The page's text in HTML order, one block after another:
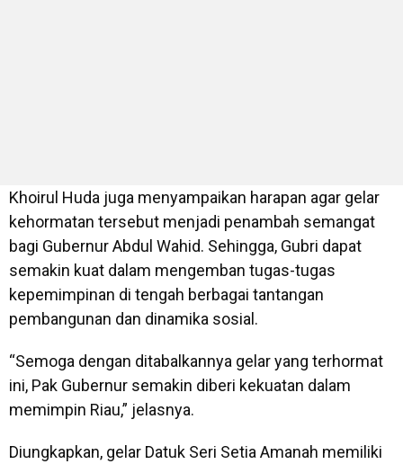
Khoirul Huda juga menyampaikan harapan agar gelar
kehormatan tersebut menjadi penambah semangat
bagi Gubernur Abdul Wahid. Sehingga, Gubri dapat
semakin kuat dalam mengemban tugas-tugas
kepemimpinan di tengah berbagai tantangan
pembangunan dan dinamika sosial.
“Semoga dengan ditabalkannya gelar yang terhormat
ini, Pak Gubernur semakin diberi kekuatan dalam
memimpin Riau,” jelasnya.
Diungkapkan, gelar Datuk Seri Setia Amanah memiliki